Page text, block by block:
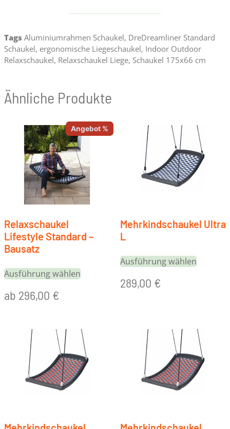
Tags Aluminiumrahmen Schaukel, DreDreamliner Standard
Schaukel, ergonomische Liegeschaukel, Indoor Outdoor
Relaxschaukel, Relaxschaukel Liege, Schaukel 175x66 cm
Ähnliche Produkte
Angebot %
Relaxschaukel
Lifestyle Standard –
Bausatz
Ausführung wählen
ab 296,00 €
Mehrkindschaukel Ultra
L
Ausführung wählen
289,00 €